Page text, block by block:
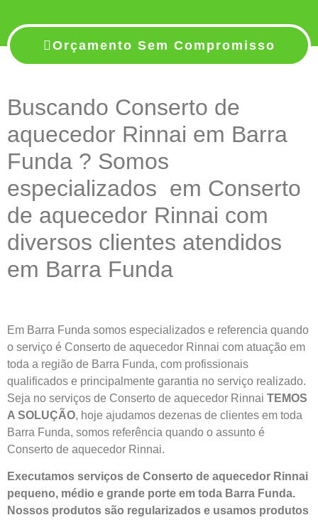
Orçamento Sem Compromisso
Buscando Conserto de
aquecedor Rinnai em Barra
Funda ? Somos
especializados em Conserto
de aquecedor Rinnai com
diversos clientes atendidos
em Barra Funda
Em Barra Funda somos especializados e referencia quando
o serviço é Conserto de aquecedor Rinnai com atuação em
toda a região de Barra Funda, com profissionais
qualificados e principalmente garantia no serviço realizado.
Seja no serviços de Conserto de aquecedor Rinnai TEMOS
A SOLUÇÃO, hoje ajudamos dezenas de clientes em toda
Barra Funda, somos referência quando o assunto é
Conserto de aquecedor Rinnai.
Executamos serviços de Conserto de aquecedor Rinnai
pequeno, médio e grande porte em toda Barra Funda.
Nossos produtos são regularizados e usamos produtos